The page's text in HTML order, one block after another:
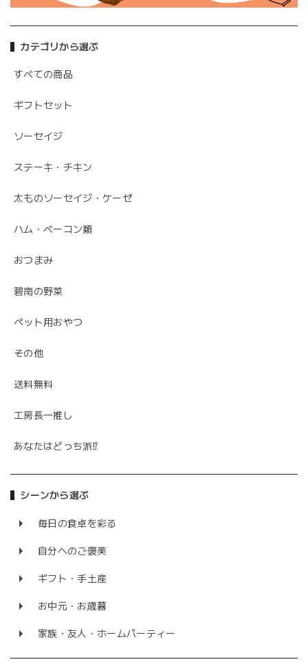
カテゴリから選ぶ
すべての商品
ギフトセット
ソーセイジ
ステーキ・チキン
太ものソーセイジ・ケーゼ
ハム・ベーコン類
おつまみ
碧南の野菜
ペット用おやつ
その他
送料無料
工房長一推し
あなたはどっち派⁉
シーンから選ぶ
毎日の食卓を彩る
自分へのご褒美
ギフト・手土産
お中元・お歳暮
家族・友人・ホームパーティー